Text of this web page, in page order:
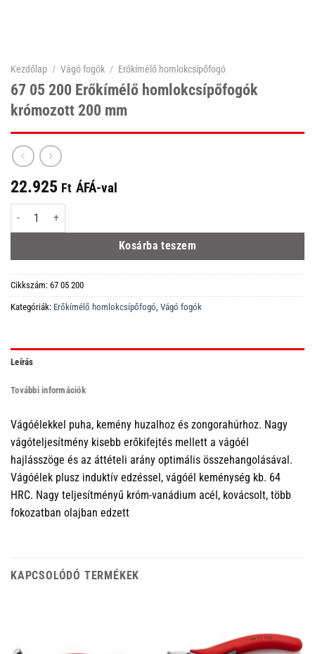
Kezdőlap / Vágó fogók / Erőkímélő homlokcsípőfogó
67 05 200 Erőkímélő homlokcsípőfogók
krómozott 200 mm
22.925 Ft ÁFÁ-val
67 05 200 Erőkímélő homlokcsípőfogók krómozott 200 mm mennyiség
Kosárba teszem
Cikkszám: 67 05 200
Kategóriák: Erőkímélő homlokcsípőfogó, Vágó fogók
Leírás
További információk
Vágóélekkel puha, kemény huzalhoz és zongorahúrhoz. Nagy
vágóteljesítmény kisebb erőkifejtés mellett a vágóél
hajlásszöge és az áttételi arány optimális összehangolásával.
Vágóélek plusz induktív edzéssel, vágóél keménység kb. 64
HRC. Nagy teljesítményű króm-vanádium acél, kovácsolt, több
fokozatban olajban edzett
KAPCSOLÓDÓ TERMÉKEK